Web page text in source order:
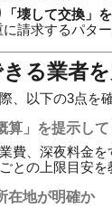
「壊して交換」
請求するパター
る業者
、以下の3点を
」を提示して
業費、深夜料金
との上限目安
在地が明確か